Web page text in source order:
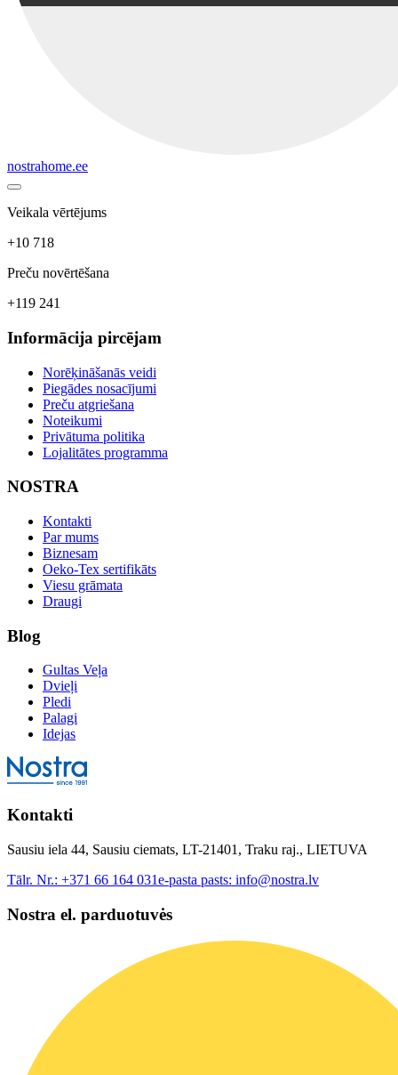
nostrahome.ee
Veikala vērtējums
+10 718
Preču novērtēšana
+119 241
Informācija pircējam
Norēķināšanās veidi
Piegādes nosacījumi
Preču atgriešana
Noteikumi
Privātuma politika
Lojalitātes programma
NOSTRA
Kontakti
Par mums
Biznesam
Oeko-Tex sertifikāts
Viesu grāmata
Draugi
Blog
Gultas Veļa
Dvieļi
Pledi
Palagi
Idejas
Kontakti
Sausiu iela 44, Sausiu ciemats, LT-21401, Traku raj., LIETUVA
Tālr. Nr.: +371 66 164 031e-pasta pasts: info@nostra.lv
Nostra el. parduotuvės